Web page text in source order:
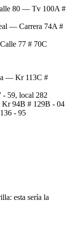
80 — Tv 100A #
— Carrera 74A #
77 # 70C
— Kr 113C #
59, local 282
94B # 129B - 04
- 95
esta sería la